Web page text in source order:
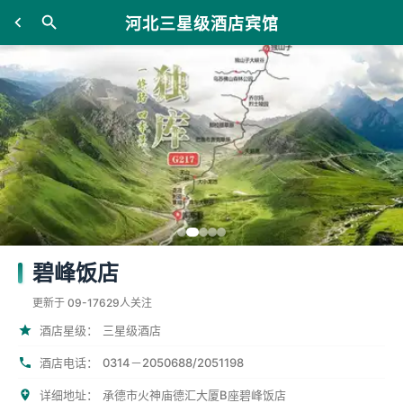
河北三星级酒店宾馆
碧峰饭店
更新于 09-17629人关注
酒店星级： 三星级酒店
酒店电话： 0314－2050688/2051198
详细地址： 承德市火神庙德汇大厦B座碧峰饭店